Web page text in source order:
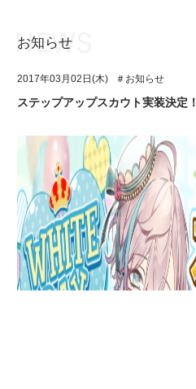
アプリゲーム
イベント・キャンペーン
ミュージック
グッズ・本
ギャラリー
ユニット&キャラクター
アプリゲーム
イベント・キャンペーン
ミュージック
グッズ・本
お知らせ
2017年03月02日(木) ＃お知らせ
ステップアップスカウト実装決定！